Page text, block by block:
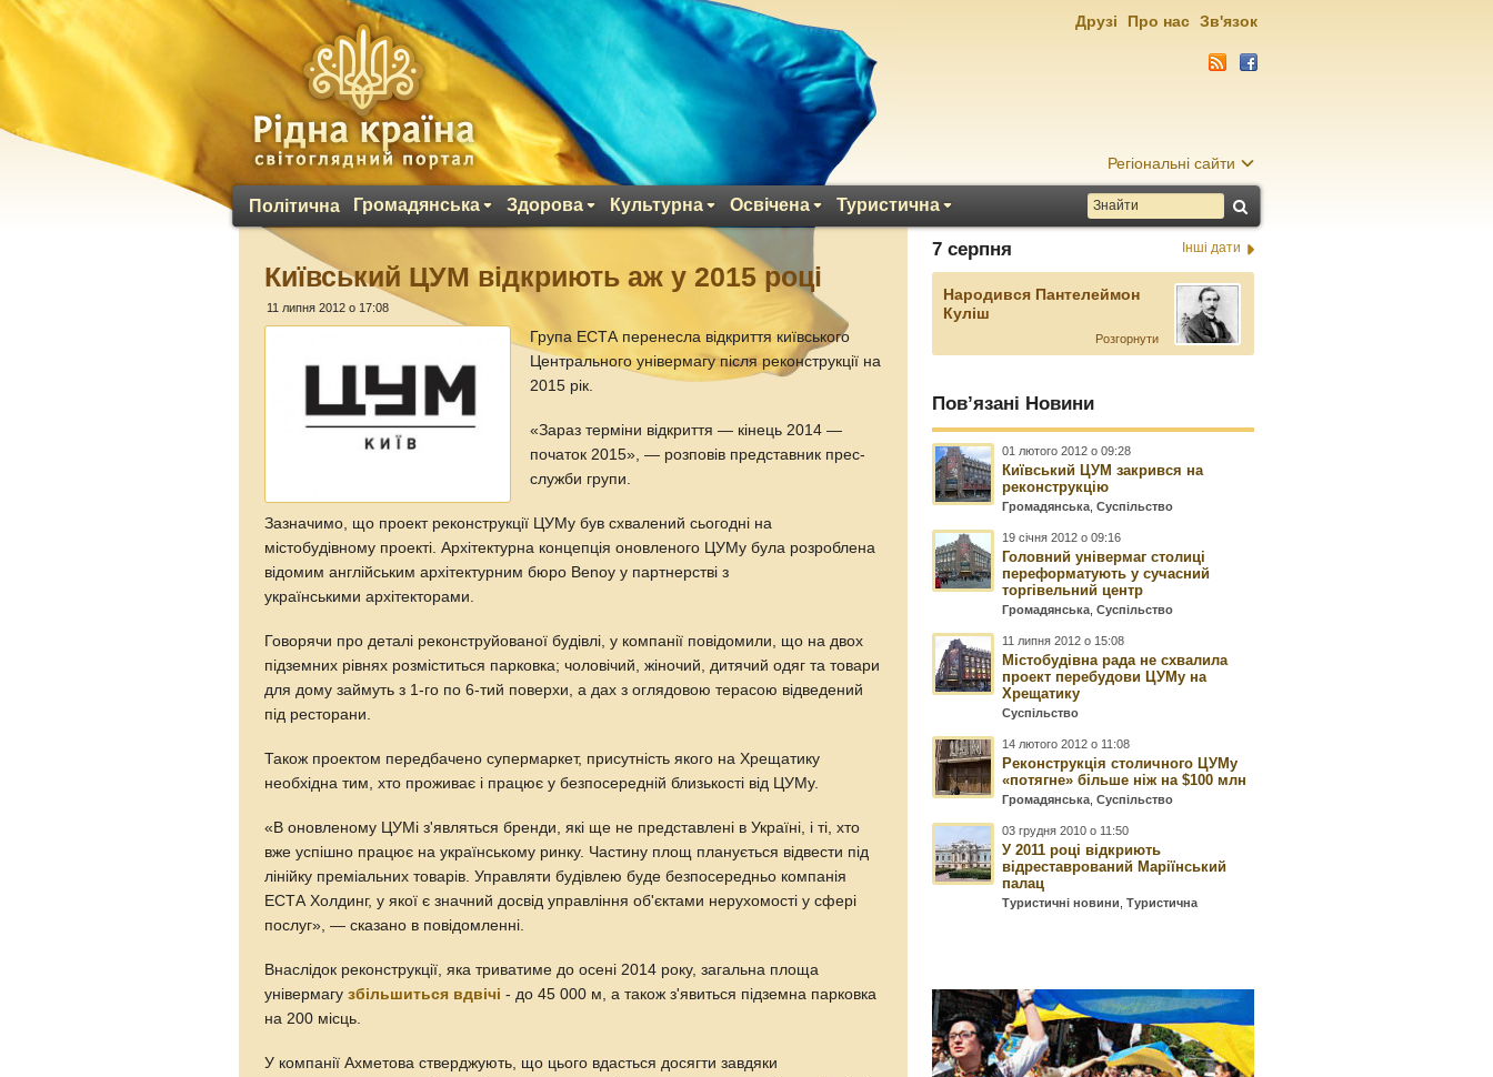
Регіональні сайти
Політична Громадянська Здорова Культурна Освічена Туристична
Друзі Про нас Зв'язок
Київський ЦУМ відкриють аж у 2015 році
11 липня 2012 о 17:08
Група ЕСТА перенесла відкриття київського
Центрального універмагу після реконструкції на
2015 рік.
«Зараз терміни відкриття — кінець 2014 —
початок 2015», — розповів представник прес-
служби групи.
Зазначимо, що проект реконструкції ЦУМу був схвалений сьогодні на
містобудівному проекті. Архітектурна концепція оновленого ЦУМу була розроблена
відомим англійським архітектурним бюро Benoy у партнерстві з
українськими архітекторами.
Говорячи про деталі реконструйованої будівлі, у компанії повідомили, що на двох
підземних рівнях розміститься парковка; чоловічий, жіночий, дитячий одяг та товари
для дому займуть з 1-го по 6-тий поверхи, а дах з оглядовою терасою відведений
під ресторани.
Також проектом передбачено супермаркет, присутність якого на Хрещатику
необхідна тим, хто проживає і працює у безпосередній близькості від ЦУМу.
«В оновленому ЦУМі з'являться бренди, які ще не представлені в Україні, і ті, хто
вже успішно працює на українському ринку. Частину площ планується відвести під
лінійку преміальних товарів. Управляти будівлею буде безпосередньо компанія
ЕСТА Холдинг, у якої є значний досвід управління об'єктами нерухомості у сфері
послуг», — сказано в повідомленні.
Внаслідок реконструкції, яка триватиме до осені 2014 року, загальна площа
універмагузбільшиться вдвічі - до 45 000 м, а також з'явиться підземна парковка
на 200 місць.
У компанії Ахметова стверджують, що цього вдасться досягти завдяки
7 серпня Інші дати
Народився Пантелеймон
Куліш
Розгорнути
Пов’язані Новини
01 лютого 2012 о 09:28
Київський ЦУМ закрився на
реконструкцію
Громадянська ,Суспільство
19 січня 2012 о 09:16
Головний універмаг столиці
переформатують у сучасний
торгівельний центр
Громадянська ,Суспільство
11 липня 2012 о 15:08
Містобудівна рада не схвалила
проект перебудови ЦУМу на
Хрещатику
Суспільство
14 лютого 2012 о 11:08
Реконструкція столичного ЦУМу
«потягне» більше ніж на $100 млн
Громадянська ,Суспільство
03 грудня 2010 о 11:50
У 2011 році відкриють
відреставрований Маріїнський
палац
Туристичні новини ,Туристична